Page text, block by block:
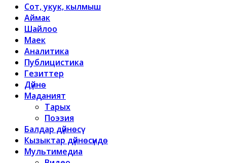
Сот, укук, кылмыш
Аймак
Шайлоо
Маек
Аналитика
Публицистика
Гезиттер
Дүйнө
Маданият
Тарых
Поэзия
Балдар дүйнөсү
Кызыктар дүйнөсүндө
Мультимедиа